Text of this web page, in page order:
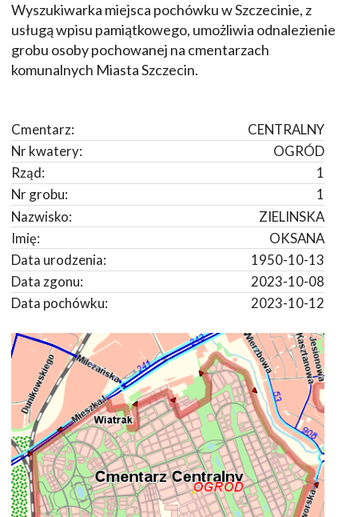
Wyszukiwarka miejsca pochówku w Szczecinie, z
usługą wpisu pamiątkowego, umożliwia odnalezienie
grobu osoby pochowanej na cmentarzach
komunalnych Miasta Szczecin.
CENTRALNY
Cmentarz:
OGRÓD
Nr kwatery:
1
Rząd:
1
Nr grobu:
ZIELINSKA
Nazwisko:
OKSANA
Imię:
1950-10-13
Data urodzenia:
2023-10-08
Data zgonu:
2023-10-12
Data pochówku: